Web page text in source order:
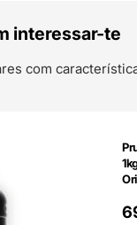
interessar-te
com